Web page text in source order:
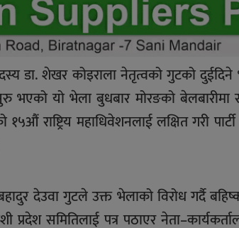
डा. शेखर कोइराला नेतृत्वको गुटको
यो भेला बुधबार मोरङको बेलबारीमा
१५औं राष्ट्रिय महाधिवेशनलाई लक्षित गरी
देउवा गुटले उक्त भेलाको विरोध गर्दै
समितिलाई पत्र पठाएर